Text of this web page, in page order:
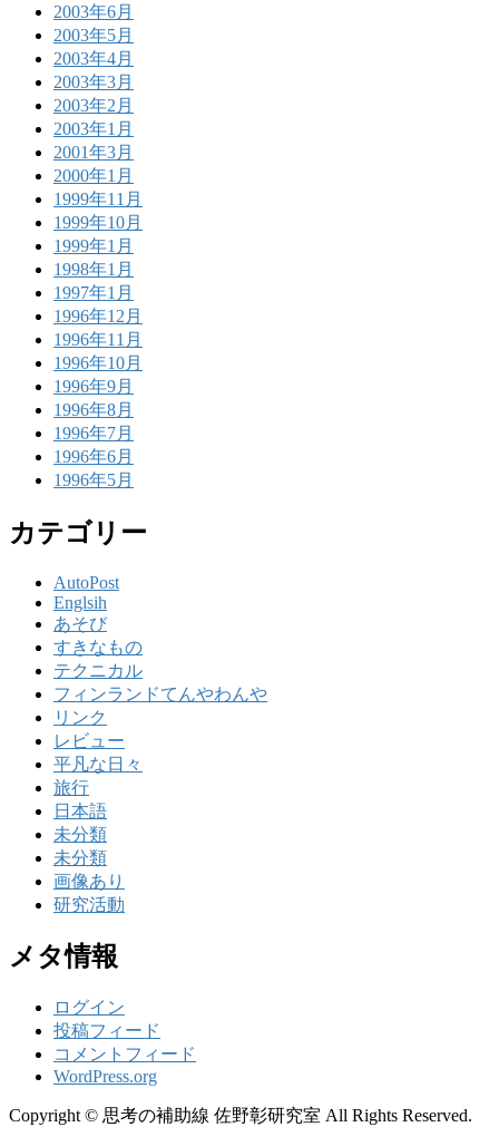
2003年6月
2003年5月
2003年4月
2003年3月
2003年2月
2003年1月
2001年3月
2000年1月
1999年11月
1999年10月
1999年1月
1998年1月
1997年1月
1996年12月
1996年11月
1996年10月
1996年9月
1996年8月
1996年7月
1996年6月
1996年5月
カテゴリー
AutoPost
Englsih
あそび
すきなもの
テクニカル
フィンランドてんやわんや
リンク
レビュー
平凡な日々
旅行
日本語
未分類
未分類
画像あり
研究活動
メタ情報
ログイン
投稿フィード
コメントフィード
WordPress.org
Copyright © 思考の補助線 佐野彰研究室 All Rights Reserved.